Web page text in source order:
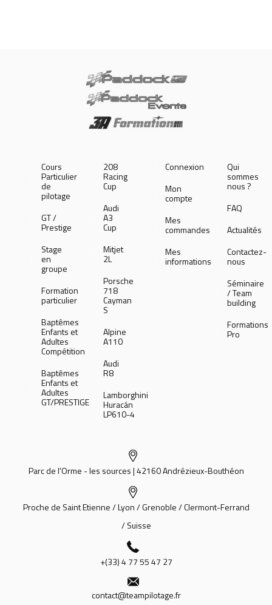
Cours
Particulier
de
pilotage
GT /
Prestige
Stage
en
groupe
Formation
particulier
Baptêmes
Enfants et
Adultes
Compétition
Baptêmes
Enfants et
Adultes
GT/PRESTIGE
208
Racing
Cup
Audi
A3
Cup
Mitjet
2L
Porsche
718
Cayman
S
Alpine
A110
Audi
R8
Lamborghini
Huracán
LP610-4
Connexion
Mon
compte
Mes
commandes
Mes
informations
Qui
sommes
nous ?
FAQ
Actualités
Contactez-
nous
Séminaire
/ Team
building
Formations
Pro
Parc de l'Orme - les sources | 42160 Andrézieux-Bouthéon
Proche de Saint Etienne / Lyon / Grenoble / Clermont-Ferrand
/ Suisse
+(33) 4 77 55 47 27
contact@teampilotage.fr